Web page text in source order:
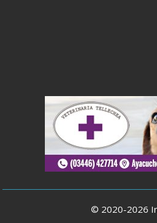
© 2020-2026